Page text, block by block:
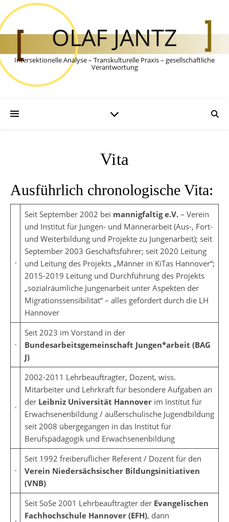
OLAF JANTZ
Intersektionelle Analyse – Transkulturelle Praxis – gesellschaftliche
Verantwortung
Vita
Ausführlich chronologische Vita:
Seit September 2002 bei mannigfaltig e.V.– Verein
und Institut für Jungen- und Männerarbeit (Aus-, Fort-
und Weiterbildung und Projekte zu Jungenarbeit); seit
September 2003 Geschäftsführer; seit 2020 Leitung
und Leitung des Projekts „Männer in KiTas Hannover“;
2015-2019 Leitung und Durchführung des Projekts
„sozialräumliche Jungenarbeit unter Aspekten der
Migrationssensibilität“ – alles gefördert durch die LH
Hannover
Seit 2023 im Vorstand in der
Bundesarbeitsgemeinschaft Jungen*arbeit (BAG
J)
2002-2011 Lehrbeauftragter, Dozent, wiss.
Mitarbeiter und Lehrkraft für besondere Aufgaben an
der Leibniz Universität Hannoverim Institut für
Erwachsenenbildung / außerschulische Jugendbildung
seit 2008 übergegangen in das Institut für
Berufspädagogik und Erwachsenenbildung
Seit 1992 freiberuflicher Referent / Dozent für den
Verein Niedersächsischer Bildungsinitiativen
(VNB)
Seit SoSe 2001 Lehrbeauftragter der Evangelischen
Fachhochschule Hannover (EFH), dann